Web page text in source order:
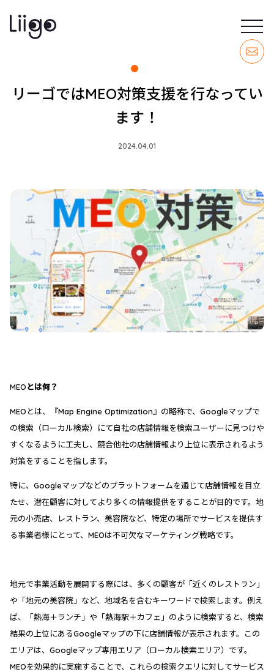
リーゴではMEO対策支援を行なってい
ます！
2024.04.01
MEOとは何？
MEOとは、『Map Engine Optimization』の略称で、Googleマップで
の検索（ローカル検索）にて自社の店舗情報を検索ユーザーに見つけや
すくなるように工夫し、競合他社の店舗情報より上位に表示されるよう
対策をすることを指します。
特に、Googleマップなどのプラットフォームを通じて店舗情報を目立
たせ、潜在顧客に対してより多くの情報提供をすることが目的です。地
元の小売店、レストラン、美容院など、特定の場所でサービスを提供す
る事業者様にとって、MEOは不可欠なマーケティング戦略です。
地元で事業活動を展開する際には、多くの顧客が「近くのレストラン」
や「地元の美容院」など、地域名を含むキーワードで検索します。例え
ば、「熱海＋ランチ」や「熱海駅＋カフェ」のように検索すると、検索
結果の上位にあるGoogleマップの下に店舗情報が表示されます。この
エリアは、Googleマップ専用エリア（ローカル検索エリア）です。
MEOを効果的に実施することで、これらの検索クエリに対してサービス